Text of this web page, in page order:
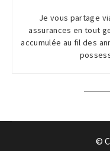
Je vous partage
assurances en tout
accumulée au fil des
©